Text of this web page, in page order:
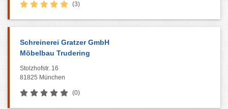
(3)
Schreinerei Gratzer GmbH
Möbelbau Trudering
Stolzhofstr. 16
81825 München
(0)